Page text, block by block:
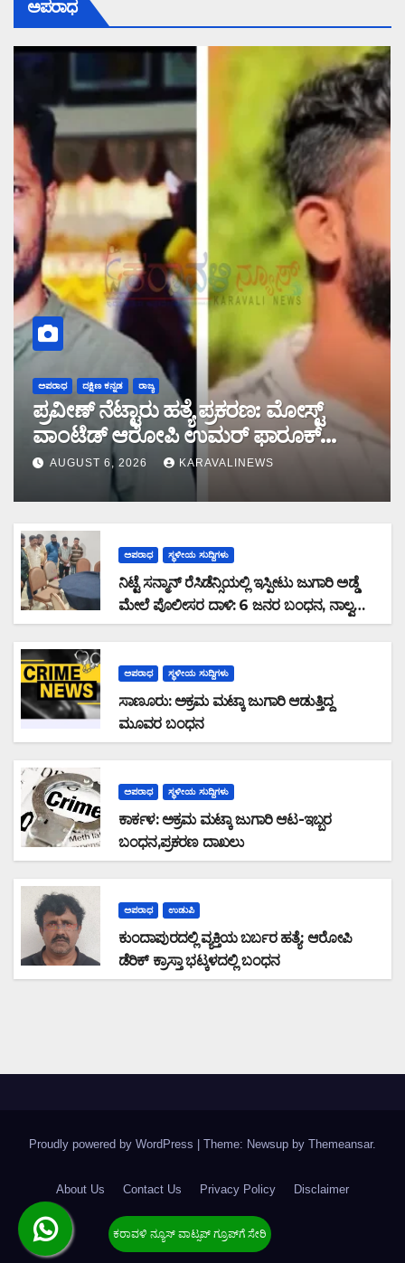
ಅಪರಾಧ
ಅಪರಾಧ ದಕ್ಷಿಣ ಕನ್ನಡ ರಾಜ್ಯ
ಪ್ರವೀಣ್ ನೆಟ್ಟಾರು ಹತ್ಯೆ ಪ್ರಕರಣ: ಮೋಸ್ಟ್
ವಾಂಟೆಡ್ ಆರೋಪಿ ಉಮರ್ ಫಾರೂಕ್
ಕೊಚ್ಚಿಯಲ್ಲಿ ಎನ್‌ಐಎ ವಶಕ್ಕೆ
AUGUST 6, 2026 KARAVALINEWS
ಅಪರಾಧ ಸ್ಥಳೀಯ ಸುದ್ದಿಗಳು
ನಿಟ್ಟೆ ಸನ್ಮಾನ್ ರೆಸಿಡೆನ್ಸಿಯಲ್ಲಿ ಇಸ್ಪೀಟು ಜುಗಾರಿ ಅಡ್ಡೆ
ಮೇಲೆ ಪೊಲೀಸರ ದಾಳಿ: 6 ಜನರ ಬಂಧನ, ನಾಲ್ವರು
ಪರಾರಿ: ನಗದು ಹಾಗೂ ಮೊಬೈಲ್ ವಶ
ಅಪರಾಧ ಸ್ಥಳೀಯ ಸುದ್ದಿಗಳು
ಸಾಣೂರು: ಅಕ್ರಮ ಮಟ್ಕಾ ಜುಗಾರಿ ಆಡುತ್ತಿದ್ದ
ಮೂವರ ಬಂಧನ
ಅಪರಾಧ ಸ್ಥಳೀಯ ಸುದ್ದಿಗಳು
ಕಾರ್ಕಳ: ಅಕ್ರಮ ಮಟ್ಕಾ ಜುಗಾರಿ ಆಟ-ಇಬ್ಬರ
ಬಂಧನ,ಪ್ರಕರಣ ದಾಖಲು
ಅಪರಾಧ ಉಡುಪಿ
ಕುಂದಾಪುರದಲ್ಲಿ ವ್ಯಕ್ತಿಯ ಬರ್ಬರ ಹತ್ಯೆ: ಆರೋಪಿ
ಡೆರಿಕ್ ಕ್ರಾಸ್ತಾ ಭಟ್ಕಳದಲ್ಲಿ ಬಂಧನ
Proudly powered by WordPress Theme: Newsup by Themeansar.
About Us Contact Us Privacy Policy Disclaimer
Terms & Condition